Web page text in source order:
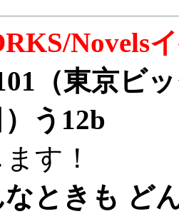
Novels
（東京ビ
う12b
す！
なときも ど